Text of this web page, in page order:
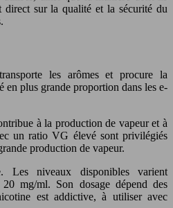
direct sur la qualité et la sécurité du
les arômes et procure la
en plus grande proportion dans les e-
à la production de vapeur et à
un ratio VG élevé sont privilégiés
production de vapeur.
Les niveaux disponibles varient
mg/ml. Son dosage dépend des
est addictive, à utiliser avec